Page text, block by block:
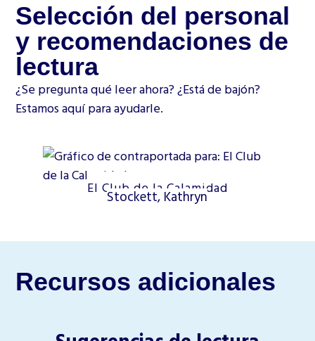
Selección del personal
y recomendaciones de
lectura
¿Se pregunta qué leer ahora? ¿Está de bajón?
Estamos aquí para ayudarle.
El Club de la Calamidad
Stockett, Kathryn
Recursos adicionales